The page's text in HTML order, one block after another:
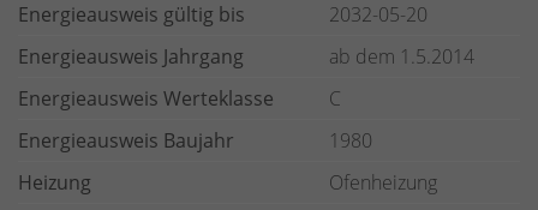
Energieausweis gültig bis
2032-05-20
Energieausweis Jahrgang
ab dem 1.5.2014
Energieausweis Werteklasse
C
Energieausweis Baujahr
1980
Heizung
Ofenheizung